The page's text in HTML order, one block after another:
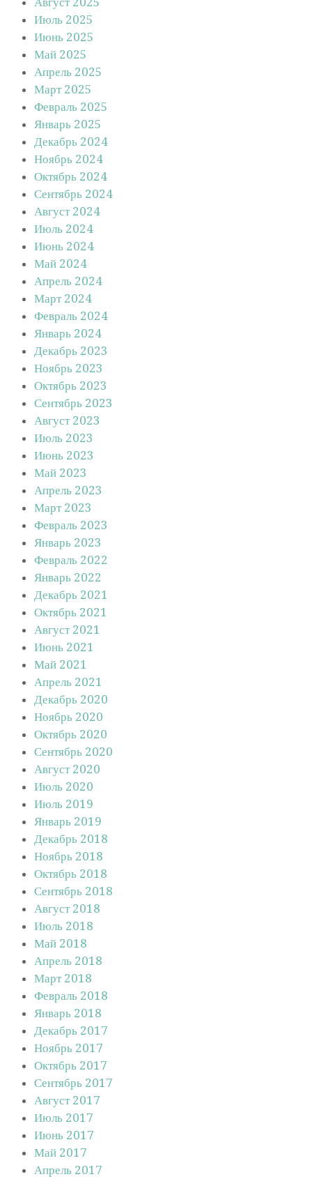
Июль 2025
Июнь 2025
Май 2025
Апрель 2025
Март 2025
Февраль 2025
Январь 2025
Декабрь 2024
Ноябрь 2024
Октябрь 2024
Сентябрь 2024
Август 2024
Июль 2024
Июнь 2024
Май 2024
Апрель 2024
Март 2024
Февраль 2024
Январь 2024
Декабрь 2023
Ноябрь 2023
Октябрь 2023
Сентябрь 2023
Август 2023
Июль 2023
Июнь 2023
Май 2023
Апрель 2023
Март 2023
Февраль 2023
Январь 2023
Февраль 2022
Январь 2022
Декабрь 2021
Октябрь 2021
Август 2021
Июнь 2021
Май 2021
Апрель 2021
Декабрь 2020
Ноябрь 2020
Октябрь 2020
Сентябрь 2020
Август 2020
Июль 2020
Июль 2019
Январь 2019
Декабрь 2018
Ноябрь 2018
Октябрь 2018
Сентябрь 2018
Август 2018
Июль 2018
Май 2018
Апрель 2018
Март 2018
Февраль 2018
Январь 2018
Декабрь 2017
Ноябрь 2017
Октябрь 2017
Сентябрь 2017
Август 2017
Июль 2017
Июнь 2017
Май 2017
Апрель 2017